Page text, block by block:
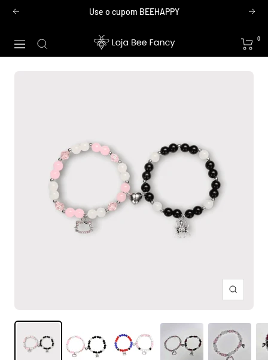
Pular
conteúdo
Anterior Use o cupom BEEHAPPY
Navegação
Loja
Bee
0
Zoom